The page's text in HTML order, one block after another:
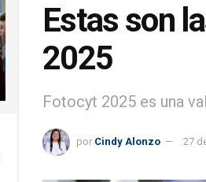
Estas son
2025
Fotocyt 2025 es una
por Cindy Alonzo 27